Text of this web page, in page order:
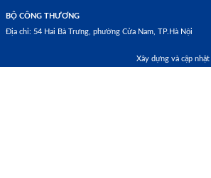
BỘ CÔNG THƯƠNG
Địa chỉ: 54 Hai Bà Trưng, phường Cửa Nam, TP.Hà Nội
Xây dựng và cập